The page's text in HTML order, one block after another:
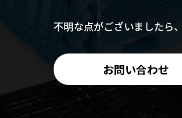
不明な点がございましたら、
お問い合わせ